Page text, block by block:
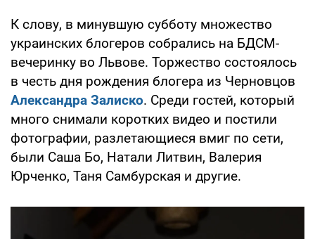
К слову, в минувшую субботу множество
украинских блогеров собрались на БДСМ-
вечеринку во Львове. Торжество состоялось
в честь дня рождения блогера из Черновцов
Александра Залиско. Среди гостей, который
много снимали коротких видео и постили
фотографии, разлетающиеся вмиг по сети,
были Саша Бо, Натали Литвин, Валерия
Юрченко, Таня Самбурская и другие.